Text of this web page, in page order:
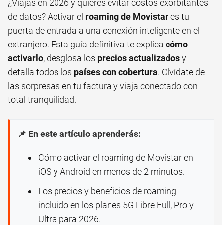
¿Viajas en 2026 y quieres evitar costos exorbitantes
de datos? Activar el roaming de Movistares tu
puerta de entrada a una conexión inteligente en el
extranjero. Esta guía definitiva te explica cómo
activarlo, desglosa los precios actualizadosy
detalla todos los países con cobertura. Olvídate de
las sorpresas en tu factura y viaja conectado con
total tranquilidad.
📌 En este artículo aprenderás:
Cómo activar el roaming de Movistar en
iOS y Android en menos de 2 minutos.
Los precios y beneficios de roaming
incluido en los planes 5G Libre Full, Pro y
Ultra para 2026.